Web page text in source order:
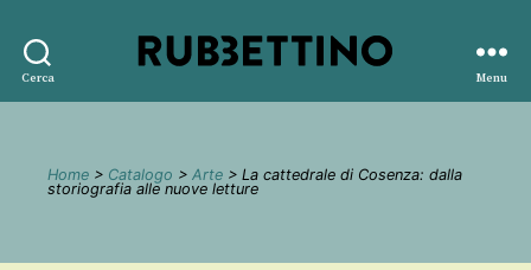
Cerca
editore
Menu
Home > Catalogo > Arte > La cattedrale di Cosenza: dalla
storiografia alle nuove letture